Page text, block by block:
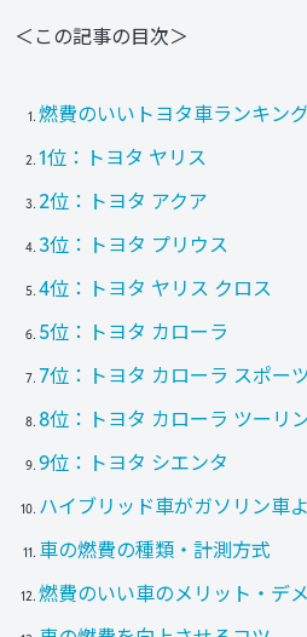
＜この記事の目次＞
燃費のいいトヨタ車ランキン
1位：トヨタ ヤリス
2位：トヨタ アクア
3位：トヨタ プリウス
4位：トヨタ ヤリス クロス
5位：トヨタ カローラ
7位：トヨタ カローラ スポー
8位：トヨタ カローラ ツーリ
9位：トヨタ シエンタ
ハイブリッド車がガソリン車
車の燃費の種類・計測方式
燃費のいい車のメリット・デ